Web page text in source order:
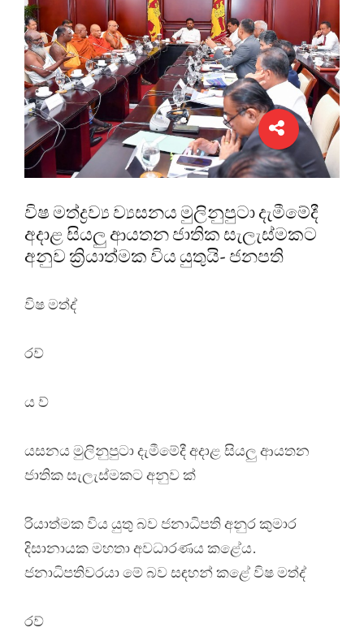
විෂ මත්ද්‍රව්‍ය ව්‍යසනය මුලිනුපුටා දැමීමේදී
අදාළ සියලු ආයතන ජාතික සැලැස්මකට
අනුව ක්‍රියාත්මක විය යුතුයි- ජනපති
විෂ මත්ද්
රව්
ය ව්
යසනය මුලිනුපුටා දැමීමේදී අදාළ සියලු ආයතන
ජාතික සැලැස්මකට අනුව ක්
රියාත්මක විය යුතු බව ජනාධිපති අනුර කුමාර
දිසානායක මහතා අවධාරණය කළේය.
ජනාධිපතිවරයා මේ බව සඳහන් කළේ විෂ මත්ද්
රව්